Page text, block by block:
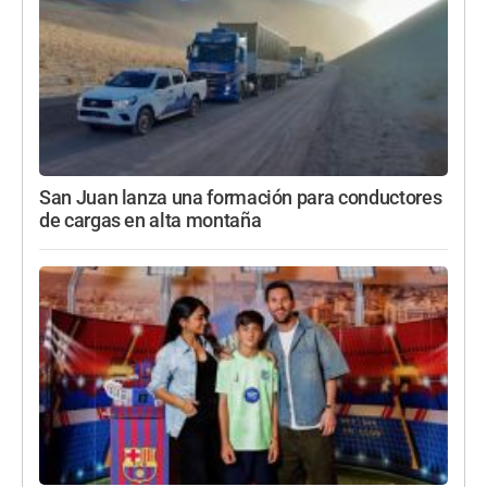
San Juan lanza una formación para conductores
de cargas en alta montaña